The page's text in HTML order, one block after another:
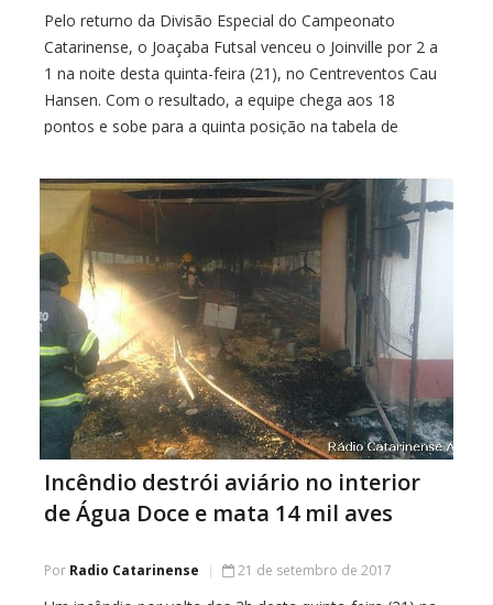
Pelo returno da Divisão Especial do Campeonato
Catarinense, o Joaçaba Futsal venceu o Joinville por 2 a
1 na noite desta quinta-feira (21), no Centreventos Cau
Hansen. Com o resultado, a equipe chega aos 18
pontos e sobe para a quinta posição na tabela de
Incêndio destrói aviário no interior
de Água Doce e mata 14 mil aves
Por Radio Catarinense 21 de setembro de 2017